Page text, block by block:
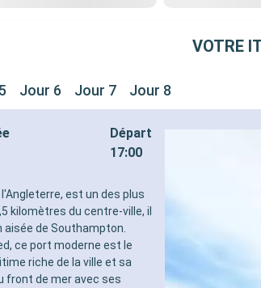
VOTRE
Jour 6 Jour 7 Jour 8
Départ
17:00
est un des plus
kilomètres du centre-ville, il
de Southampton.
ce port moderne est le
riche de la ville et sa
front de mer avec ses